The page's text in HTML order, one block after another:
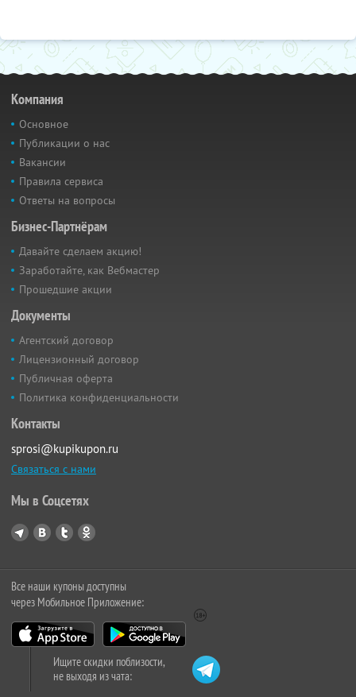
Компания
Основное
Публикации о нас
Вакансии
Правила сервиса
Ответы на вопросы
Бизнес-Партнёрам
Давайте сделаем акцию!
Заработайте, как Вебмастер
Прошедшие акции
Документы
Агентский договор
Лицензионный договор
Публичная оферта
Политика конфиденциальности
Контакты
sprosi@kupikupon.ru
Связаться с нами
Мы в Соцсетях
Все наши купоны доступны
через Мобильное Приложение:
Ищите скидки поблизости,
не выходя из чата: